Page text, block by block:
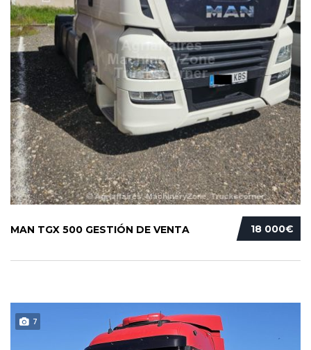
18 000€
MAN TGX 500 GESTIÓN DE VENTA
7